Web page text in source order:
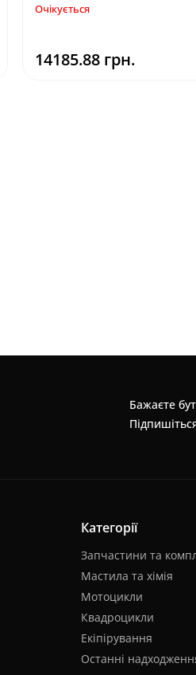
Очікується
14185.88 грн.
Бажаєте
Категорії
Запчастини та
Мастила та хімія
Мотоцикли
Квадроцикли
Екіпірування
Останні